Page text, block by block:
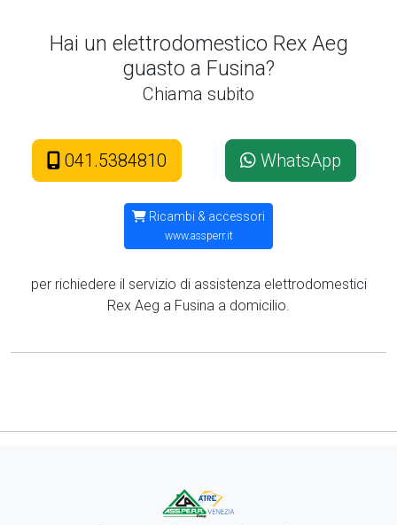
Hai un elettrodomestico Rex Aeg
guasto a Fusina?
Chiama subito
041.5384810 WhatsApp
Ricambi & accessori
www.assperr.it
per richiedere il servizio di assistenza elettrodomestici
Rex Aeg a Fusina a domicilio.